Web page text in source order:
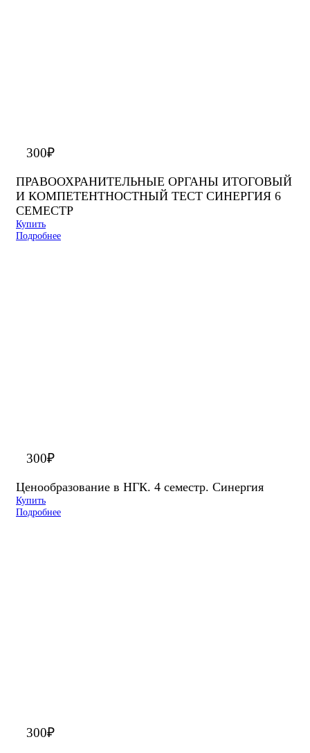
300₽
ПРАВООХРАНИТЕЛЬНЫЕ ОРГАНЫ ИТОГОВЫЙ
И КОМПЕТЕНТНОСТНЫЙ ТЕСТ СИНЕРГИЯ 6
СЕМЕСТР
Купить
Подробнее
300₽
Ценообразование в НГК. 4 семестр. Синергия
Купить
Подробнее
300₽